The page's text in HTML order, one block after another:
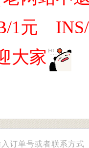
1元
大家